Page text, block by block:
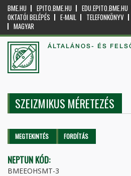
BME.HU EPITO.BME.HU EDU.EPITO.BME.HU
OKTATÓI BELÉPÉS
E-MAIL TELEFONKÖNYV
MAGYAR
ÁLTALÁNOS- ÉS
SZEIZMIKUS MÉRETEZÉS
Elsődleges fülek
MEGTEKINTÉS (AKTÍVFORDÍTÁS
NEPTUN KÓD:
BMEEOHSMT-3